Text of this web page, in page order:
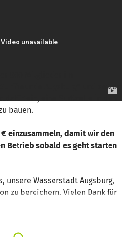
Augsburg” und setzen
dafür ein, eine Surfwelle in den
bauen.
einzusammeln, damit wir den
Betrieb sobald es geht starten
unsere Wasserstadt Augsburg,
zu bereichern. Vielen Dank für